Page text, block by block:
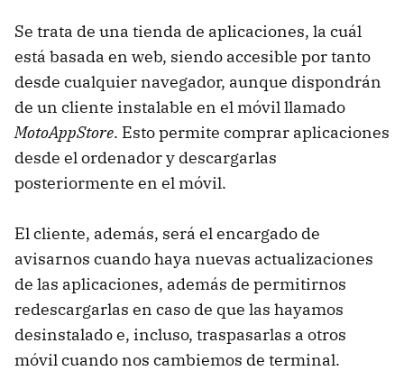
Se trata de una tienda de aplicaciones, la cuál
está basada en web, siendo accesible por tanto
desde cualquier navegador, aunque dispondrán
de un cliente instalable en el móvil llamado
MotoAppStore. Esto permite comprar aplicaciones
desde el ordenador y descargarlas
posteriormente en el móvil.
El cliente, además, será el encargado de
avisarnos cuando haya nuevas actualizaciones
de las aplicaciones, además de permitirnos
redescargarlas en caso de que las hayamos
desinstalado e, incluso, traspasarlas a otros
móvil cuando nos cambiemos de terminal.